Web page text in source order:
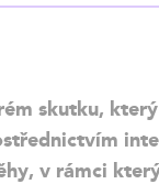
skutku,
v rámci